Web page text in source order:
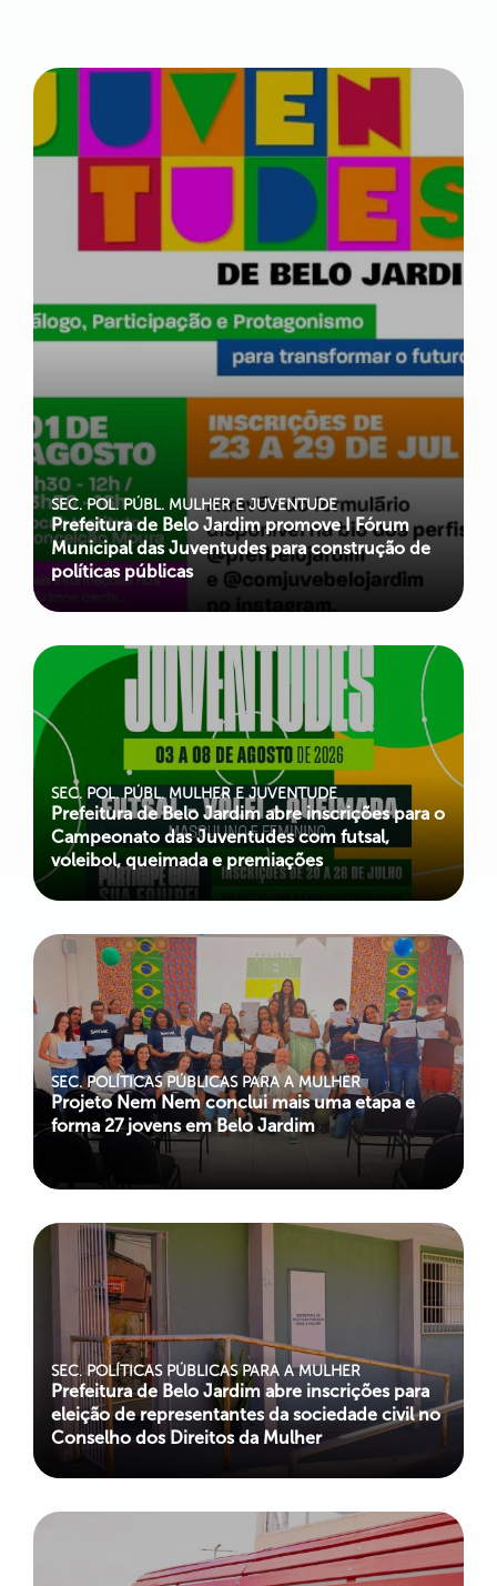
SEC. POL. PÚBL. MULHER E JUVENTUDE
Prefeitura de Belo Jardim promove I Fórum
Municipal das Juventudes para construção de
políticas públicas
SEC. POL. PÚBL. MULHER E JUVENTUDE
Prefeitura de Belo Jardim abre inscrições para o
Campeonato das Juventudes com futsal,
voleibol, queimada e premiações
SEC. POLÍTICAS PÚBLICAS PARA A MULHER
Projeto Nem Nem conclui mais uma etapa e
forma 27 jovens em Belo Jardim
SEC. POLÍTICAS PÚBLICAS PARA A MULHER
Prefeitura de Belo Jardim abre inscrições para
eleição de representantes da sociedade civil no
Conselho dos Direitos da Mulher